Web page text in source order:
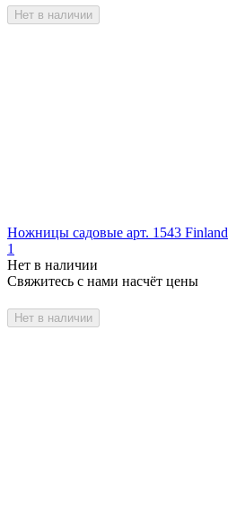
Нет в наличии
Ножницы садовые арт. 1543 Finland
1
Нет в наличии
Свяжитесь с нами насчёт цены
Нет в наличии